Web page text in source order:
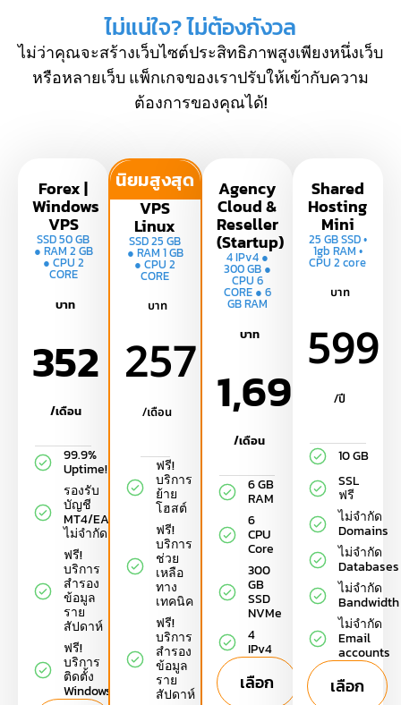
ไม่แน่ใจ? ไม่ต้องกังวล
ไม่ว่าคุณจะสร้างเว็บไซต์ประสิทธิภาพสูงเพียงหนึ่งเว็บ
หรือหลายเว็บ แพ็กเกจของเราปรับให้เข้ากับความ
ต้องการของคุณได้!
Forex |
Windows
VPS
SSD 50 GB
● RAM 2 GB
● CPU 2
CORE
บาท
352
/เดือน
99.9%
Uptime!
รองรับ
บัญชี
MT4/EA
ไม่จำกัด
ฟรี!
บริการ
สำรอง
ข้อมูล
ราย
สัปดาห์
ฟรี!
บริการ
ติดตั้ง
Windows
นิยมสูงสุด
VPS
Linux
SSD 25 GB
● RAM 1 GB
● CPU 2
CORE
บาท
257
/เดือน
ฟรี!
บริการ
ย้าย
โฮสต์
ฟรี!
บริการ
ช่วย
เหลือ
ทาง
เทคนิค
ฟรี!
บริการ
สำรอง
ข้อมูล
ราย
สัปดาห์
Agency
Cloud &
Reseller
(Startup)
4 IPv4 ●
300 GB ●
CPU 6
CORE ● 6
GB RAM
บาท
1,699
/เดือน
6 GB
RAM
6
CPU
Core
300
GB
SSD
NVMe
4
IPv4
เลือก
Shared
Hosting
Mini
25 GB SSD •
1gb RAM •
CPU 2 core
บาท
599
/ปี
10 GB
SSL
ฟรี
ไม่จำกัด
Domains
ไม่จำกัด
Databases
ไม่จำกัด
Bandwidth
ไม่จำกัด
Email
accounts
เลือก